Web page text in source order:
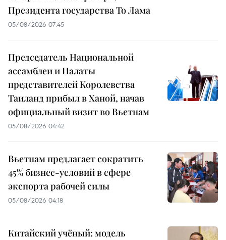
Президента государства То Лама
05/08/2026 07:45
Председатель Национальной
ассамблеи и Палаты
представителей Королевства
Таиланд прибыл в Ханой, начав
официальный визит во Вьетнам
05/08/2026 04:42
Вьетнам предлагает сократить
45% бизнес-условий в сфере
экспорта рабочей силы
05/08/2026 04:18
Китайский учёный: модель